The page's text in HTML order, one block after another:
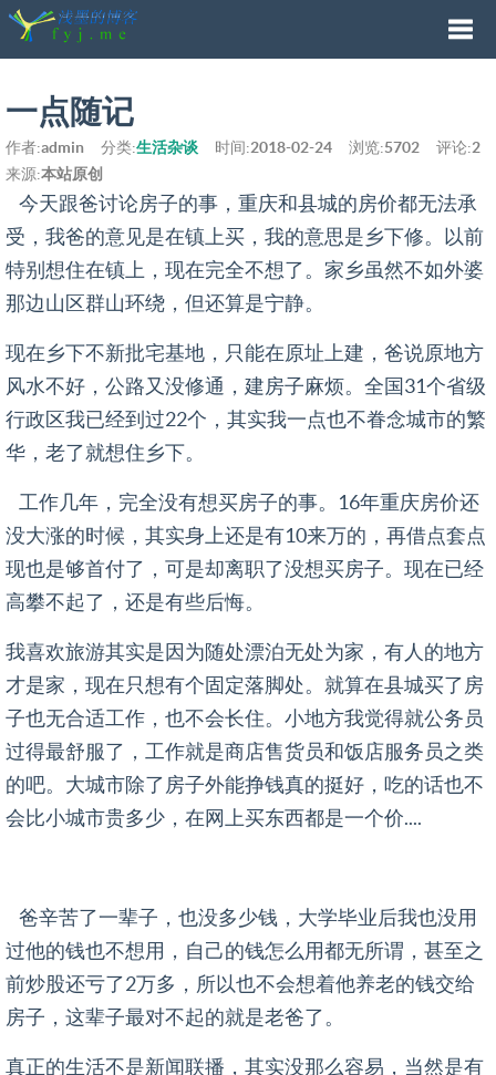
一点随记
作者:admin 分类:生活杂谈 时间:2018-02-24 浏览:5702 评论:2
来源:本站原创
今天跟爸讨论房子的事，重庆和县城的房价都无法承
受，我爸的意见是在镇上买，我的意思是乡下修。以前
特别想住在镇上，现在完全不想了。家乡虽然不如外婆
那边山区群山环绕，但还算是宁静。
现在乡下不新批宅基地，只能在原址上建，爸说原地方
风水不好，公路又没修通，建房子麻烦。全国31个省级
行政区我已经到过22个，其实我一点也不眷念城市的繁
华，老了就想住乡下。
工作几年，完全没有想买房子的事。16年重庆房价还
没大涨的时候，其实身上还是有10来万的，再借点套点
现也是够首付了，可是却离职了没想买房子。现在已经
高攀不起了，还是有些后悔。
我喜欢旅游其实是因为随处漂泊无处为家，有人的地方
才是家，现在只想有个固定落脚处。就算在县城买了房
子也无合适工作，也不会长住。小地方我觉得就公务员
过得最舒服了，工作就是商店售货员和饭店服务员之类
的吧。大城市除了房子外能挣钱真的挺好，吃的话也不
会比小城市贵多少，在网上买东西都是一个价....
爸辛苦了一辈子，也没多少钱，大学毕业后我也没用
过他的钱也不想用，自己的钱怎么用都无所谓，甚至之
前炒股还亏了2万多，所以也不会想着他养老的钱交给
房子，这辈子最对不起的就是老爸了。
真正的生活不是新闻联播，其实没那么容易，当然是有